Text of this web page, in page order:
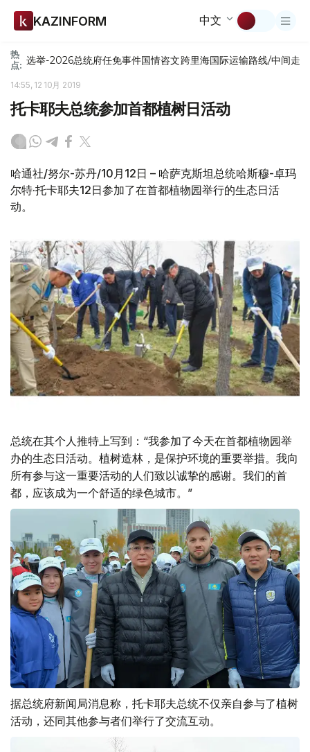
KAZINFORM 中文
热
点: 选举-2026总统府任免事件国情咨文跨里海国际运输路线/中间走廊
14:55, 12 10月 2019
托卡耶夫总统参加首都植树日活动
哈通社/努尔-苏丹/10月12日 – 哈萨克斯坦总统哈斯穆-卓玛
尔特·托卡耶夫12日参加了在首都植物园举行的生态日活
动。
总统在其个人推特上写到：“我参加了今天在首都植物园举
办的生态日活动。植树造林，是保护环境的重要举措。我向
所有参与这一重要活动的人们致以诚挚的感谢。我们的首
都，应该成为一个舒适的绿色城市。”
据总统府新闻局消息称，托卡耶夫总统不仅亲自参与了植树
活动，还同其他参与者们举行了交流互动。